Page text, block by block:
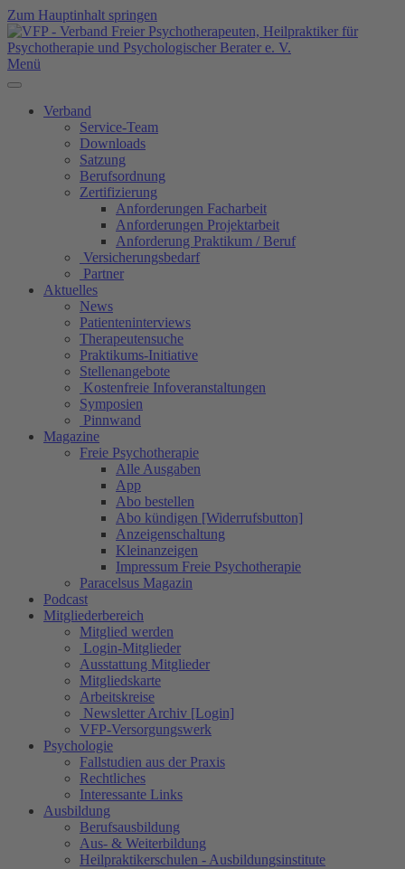
Zum Hauptinhalt springen
Menü
Verband
Service-Team
Downloads
Satzung
Berufsordnung
Zertifizierung
Anforderungen Facharbeit
Anforderungen Projektarbeit
Anforderung Praktikum / Beruf
Versicherungsbedarf
Partner
Aktuelles
News
Patienteninterviews
Therapeutensuche
Praktikums-Initiative
Stellenangebote
Kostenfreie Infoveranstaltungen
Symposien
Pinnwand
Magazine
Freie Psychotherapie
Alle Ausgaben
App
Abo bestellen
Abo kündigen [Widerrufsbutton]
Anzeigenschaltung
Kleinanzeigen
Impressum Freie Psychotherapie
Paracelsus Magazin
Podcast
Mitgliederbereich
Mitglied werden
Login-Mitglieder
Ausstattung Mitglieder
Mitgliedskarte
Arbeitskreise
Newsletter Archiv [Login]
VFP-Versorgungswerk
Psychologie
Fallstudien aus der Praxis
Rechtliches
Interessante Links
Ausbildung
Berufsausbildung
Aus- & Weiterbildung
Heilpraktikerschulen - Ausbildungsinstitute